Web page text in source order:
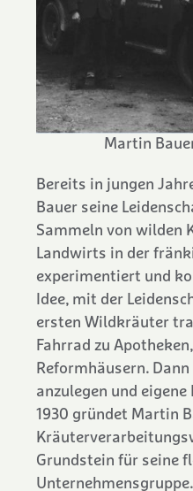
Martin
Bereits in jungen
Bauer seine
Sammeln von wilden
Landwirts in der
experimentiert und
Idee, mit der
ersten Wildkräuter
Fahrrad zu
Reformhäusern.
anzulegen und
1930 gründet Martin
Grundstein für seine
Unternehmensgruppe.